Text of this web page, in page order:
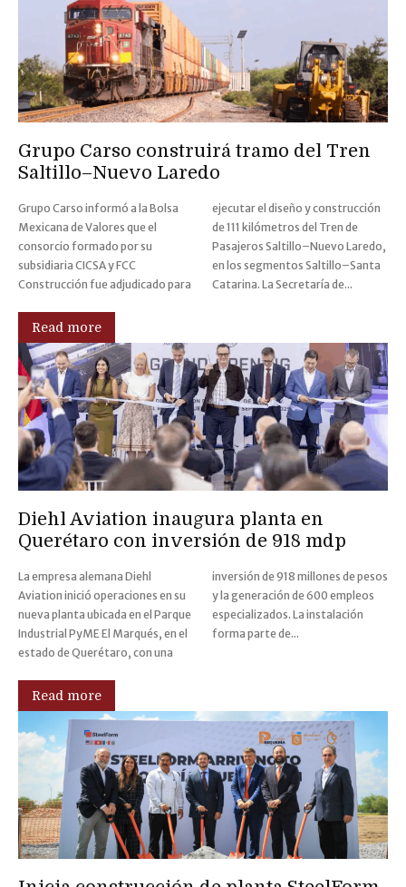
Grupo Carso construirá tramo del Tren
Saltillo–Nuevo Laredo
Grupo Carso informó a la Bolsa
Mexicana de Valores que el
consorcio formado por su
subsidiaria CICSA y FCC
Construcción fue adjudicado para
ejecutar el diseño y construcción
de 111 kilómetros del Tren de
Pasajeros Saltillo–Nuevo Laredo,
en los segmentos Saltillo–Santa
Catarina. La Secretaría de...
Read more
Diehl Aviation inaugura planta en
Querétaro con inversión de 918 mdp
La empresa alemana Diehl
Aviation inició operaciones en su
nueva planta ubicada en el Parque
Industrial PyME El Marqués, en el
estado de Querétaro, con una
inversión de 918 millones de pesos
y la generación de 600 empleos
especializados. La instalación
forma parte de...
Read more